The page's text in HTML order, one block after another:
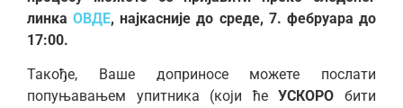
линкаОВДЕ, најкасније до среде, 7. фебруара до
17:00.
Такође, Ваше доприносе можете послати
попуњавањем упитника (који ћеУСКОРОбити